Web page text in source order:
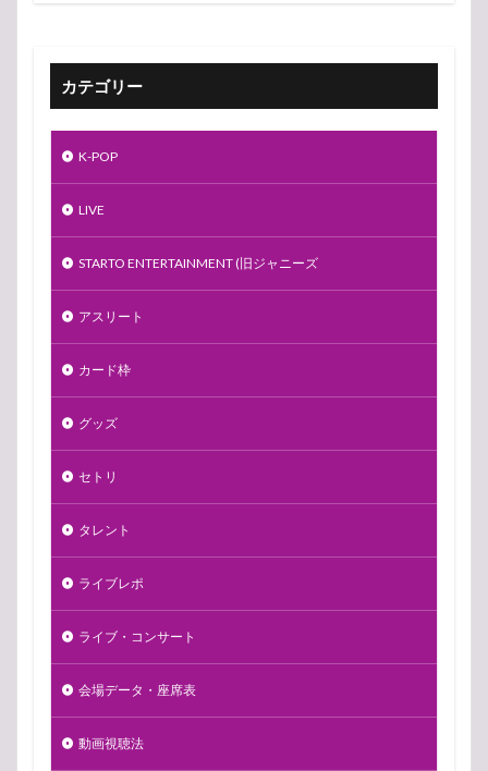
カテゴリー
K-POP
LIVE
STARTO ENTERTAINMENT (旧ジャニーズ
アスリート
カード枠
グッズ
セトリ
タレント
ライブレポ
ライブ・コンサート
会場データ・座席表
動画視聴法